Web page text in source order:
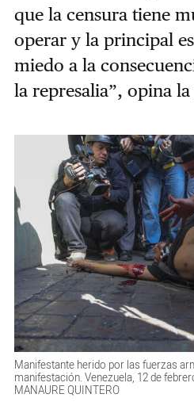
que la censura tiene
operar y la principal
miedo a la
la represalia”, opina
Manifestante herido por las fuerzas
manifestación. Venezuela, 12 de
MANAURE QUINTERO